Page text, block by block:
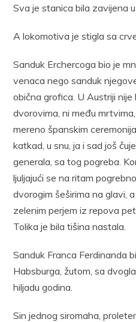
Sva je stanica bila zavijena u
A lokomotiva je stigla sa
Sanduk Erchercoga bio je
venaca nego sanduk
obična grofica. U Austriji
dvorovima, ni među
mereno španskim
katkad, u snu, ja i sad još
generala, sa tog pogreba.
ljuljajući se na ritam
dvorogim šeširima na glavi,
zelenim perjem iz repova
Tolika je bila tišina nastala.
Sanduk Franca Ferdinanda
Habsburga, žutom, sa
hiljadu godina.
Sin jednog siromaha,